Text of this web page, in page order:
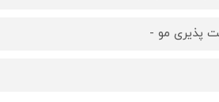
پذیری مو -